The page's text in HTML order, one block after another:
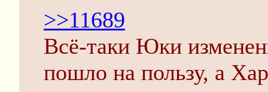
>>11689
Всё-таки Юки
пошло на пользу, а